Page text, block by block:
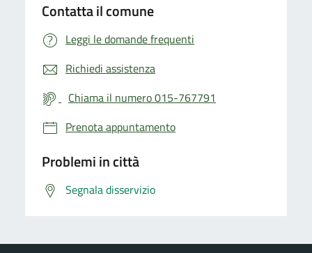
Contatta il comune
Leggi le domande frequenti
Richiedi assistenza
Chiama il numero 015-767791
Prenota appuntamento
Problemi in città
Segnala disservizio